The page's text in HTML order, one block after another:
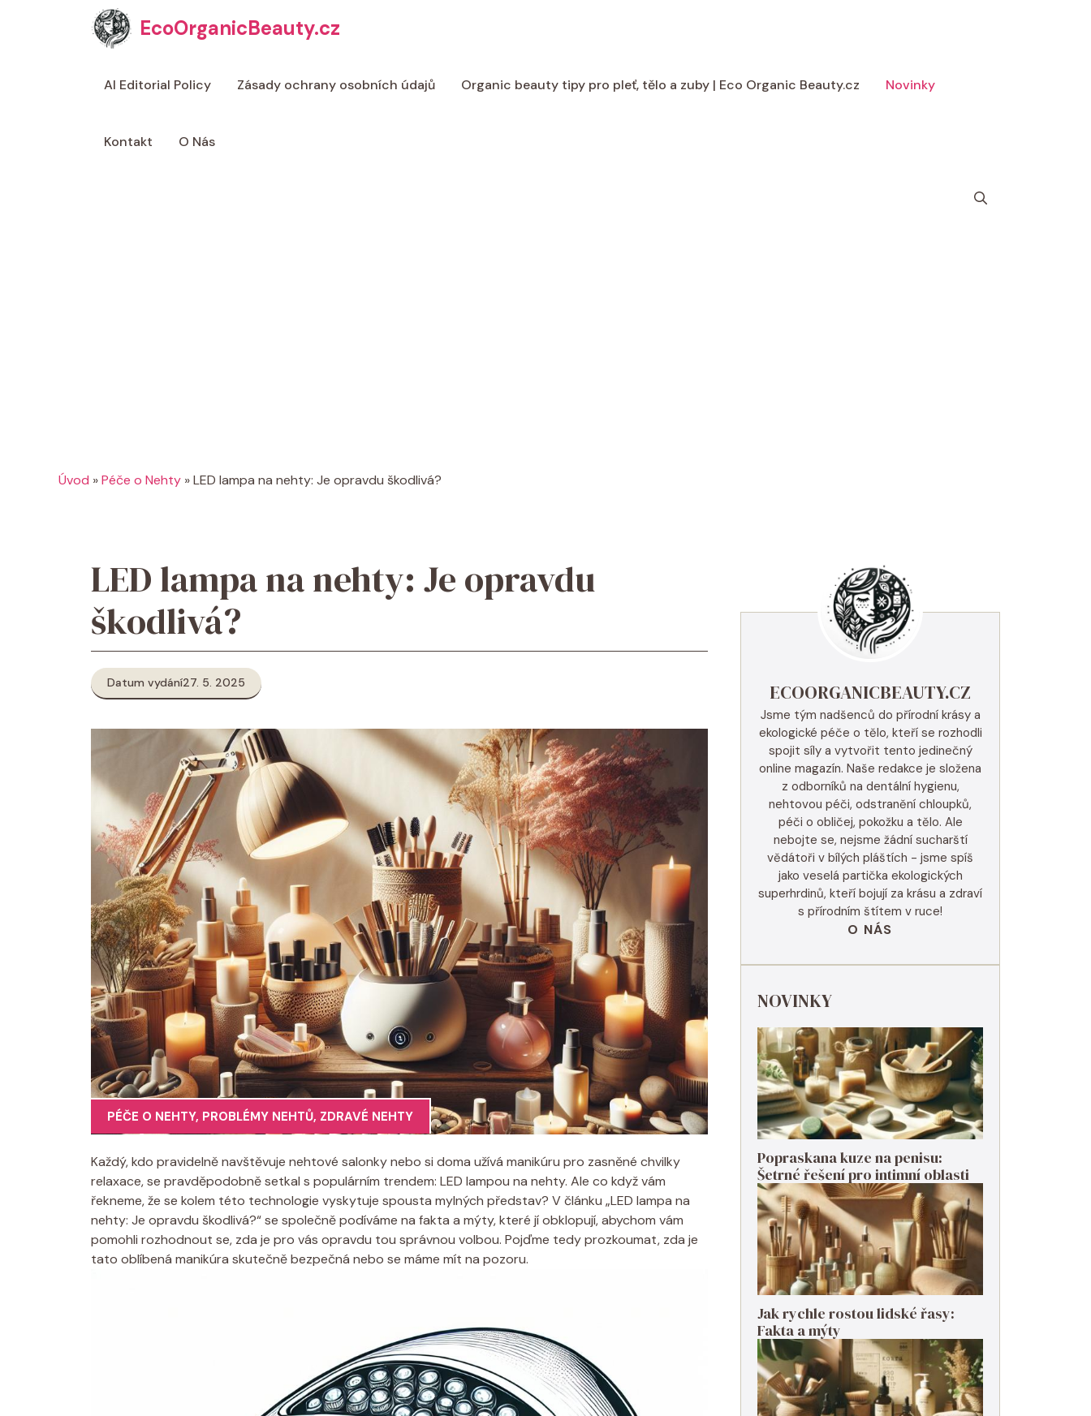
EcoOrganicBeauty.cz
AI Editorial Policy Zásady ochrany osobních údajů Organic beauty tipy pro pleť, tělo a zuby | Eco Organic Beauty.cz Novinky
Kontakt O Nás
Úvod »Péče o Nehty »LED lampa na nehty: Je opravdu škodlivá?
LED lampa na nehty: Je opravdu
škodlivá?
Datum vydání27. 5. 2025
PÉČE O NEHTY, PROBLÉMY NEHTŮ, ZDRAVÉ NEHTY
Každý, kdo pravidelně navštěvuje nehtové salonky nebo si doma užívá manikúru pro zasněné chvilky
relaxace, se pravděpodobně setkal s populárním trendem: LED lampou na nehty. Ale co když vám
řekneme, že se kolem této technologie vyskytuje spousta mylných představ? V článku „LED lampa na
nehty: Je opravdu škodlivá?“ se společně podíváme na fakta a mýty, které jí obklopují, abychom vám
pomohli rozhodnout se, zda je pro vás opravdu tou správnou volbou. Pojďme tedy prozkoumat, zda je
tato oblíbená manikúra skutečně bezpečná nebo se máme mít na pozoru.
ECOORGANICBEAUTY.CZ
Jsme tým nadšenců do přírodní krásy a
ekologické péče o tělo, kteří se rozhodli
spojit síly a vytvořit tento jedinečný
online magazín. Naše redakce je složena
z odborníků na dentální hygienu,
nehtovou péči, odstranění chloupků,
péči o obličej, pokožku a tělo. Ale
nebojte se, nejsme žádní sucharští
vědátoři v bílých pláštích - jsme spíš
jako veselá partička ekologických
superhrdinů, kteří bojují za krásu a zdraví
s přírodním štítem v ruce!
O NÁS
NOVINKY
Popraskana kuze na penisu:
Šetrné řešení pro intimní oblasti
Jak rychle rostou lidské řasy:
Fakta a mýty